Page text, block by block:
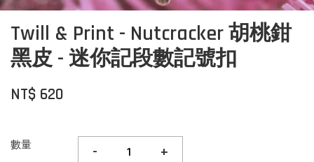
Twill & Print - Nutcracker 胡桃鉗
黑皮 - 迷你記段數記號扣
NT$ 620
數量 - +